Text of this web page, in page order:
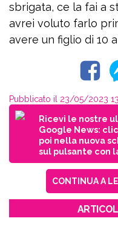
sbrigata, ce la fai a
avrei voluto farlo
avere un figlio di 10
Pubblicato il 23/05/2023
Ricevi le nostre
Google News:
poi nella nuova
sul pulsante con
CONTINUA A